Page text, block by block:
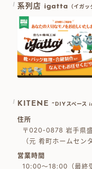
系列店 igatta （イガッ
KITENE ~DIYスペース
住所
〒020-0878 岩手県
（元 肴町ホームセン
営業時間
10:00～18:00（最終